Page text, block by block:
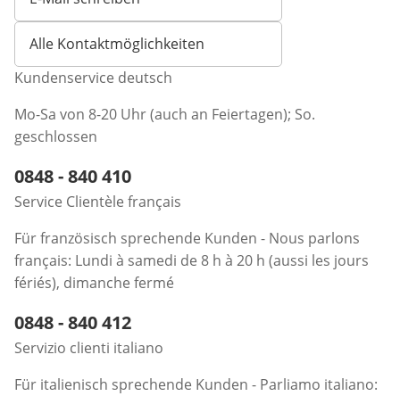
Öffnet E-Mail-Client
Alle Kontaktmöglichkeiten
Kundenservice deutsch
Mo-Sa von 8-20 Uhr (auch an Feiertagen); So.
geschlossen
Telefonnummer:
0848 - 840 410
Service Clientèle français
Für französisch sprechende Kunden - Nous parlons
français: Lundi à samedi de 8 h à 20 h (aussi les jours
fériés), dimanche fermé
Telefonnummer:
0848 - 840 412
Servizio clienti italiano
Für italienisch sprechende Kunden - Parliamo italiano: